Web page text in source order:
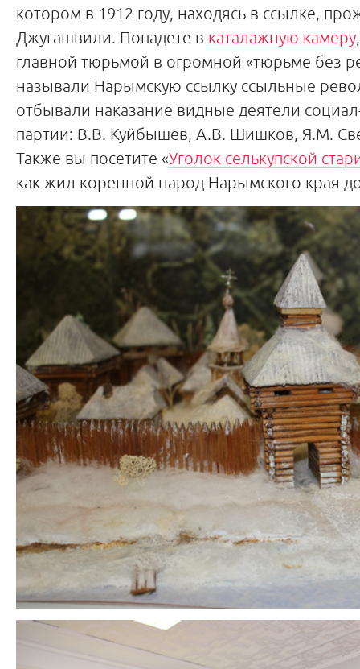
котором в 1912 году, находясь в ссылке,
Джугашвили. Попадете в каталажную камеру
главной тюрьмой в огромной «тюрьме без
называли Нарымскую ссылку ссыльные
отбывали наказание видные деятели
партии: В.В. Куйбышев, А.В. Шишков, Я.М.
Также вы посетите «Уголок селькупской
как жил коренной народ Нарымского края